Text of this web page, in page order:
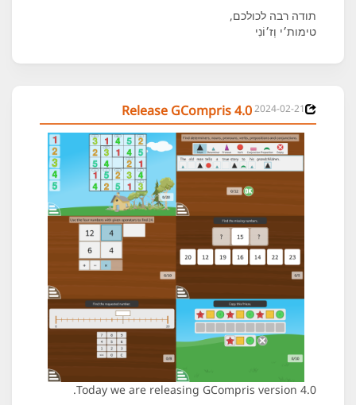
תודה רבה לכולכם,
טימות׳י וְז׳וֹנִי
2024-02-21
Release GCompris 4.0
Today we are releasing GCompris version 4.0.